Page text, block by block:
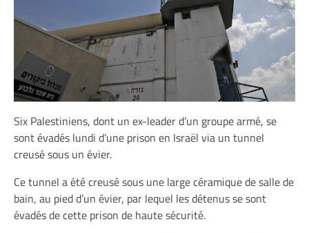
Six Palestiniens, dont un ex-leader d’un groupe armé, se
sont évadés lundi d’une prison en Israël via un tunnel
creusé sous un évier.
Ce tunnel a été creusé sous une large céramique de salle de
bain, au pied d’un évier, par lequel les détenus se sont
évadés de cette prison de haute sécurité.